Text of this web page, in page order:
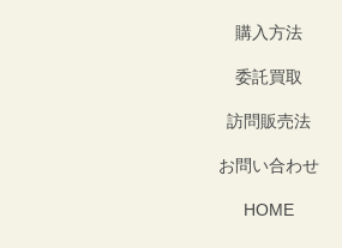
購入方法
委託買取
訪問販売法
お問い合わせ
HOME